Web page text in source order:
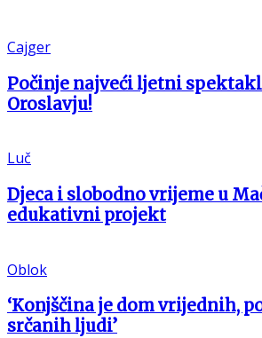
Cajger
Počinje najveći ljetni spektakl
Oroslavju!
Luč
Djeca i slobodno vrijeme u
edukativni projekt
Oblok
‘Konjščina je dom vrijednih,
srčanih ljudi’